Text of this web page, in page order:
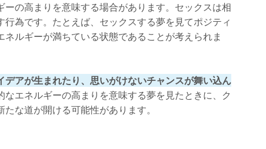
の高まりを意味する場合があります。セックスは相
為です。たとえば、セックスする夢を見てポジティ
ルギーが満ちている状態であることが考えられま
デアが生まれたり、思いがけないチャンスが舞い込ん
なエネルギーの高まりを意味する夢を見たときに、ク
な道が開ける可能性があります。